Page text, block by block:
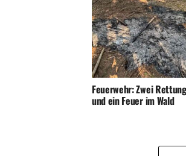
Feuerwehr: Zwei
und ein Feuer im Wald